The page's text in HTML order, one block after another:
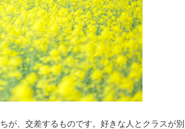
が、交差するものです。好きな人とクラスが別